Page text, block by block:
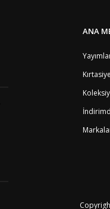
ANA
Kırtasiye